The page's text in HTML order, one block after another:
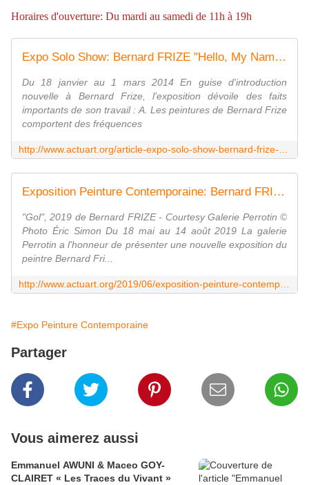
Horaires d'ouverture: Du mardi au samedi de 11h à 19h
Expo Solo Show: Bernard FRIZE "Hello, My Name is Bernard Frize" - ACTUART by Eric SIMON
Du 18 janvier au 1 mars 2014 En guise d'introduction
nouvelle à Bernard Frize, l'exposition dévoile des faits
importants de son travail : A. Les peintures de Bernard Frize
comportent des fréquences
Exposition Peinture Contemporaine: Bernard FRIZE " Now or Never " - ACTUART by Eric SIMON
"Gol", 2019 de Bernard FRIZE - Courtesy Galerie Perrotin ©
Photo Éric Simon Du 18 mai au 14 août 2019 La galerie
Perrotin a l'honneur de présenter une nouvelle exposition du
peintre Bernard Fri...
#Expo Peinture Contemporaine
Partager
Vous aimerez aussi
Emmanuel AWUNI & Maceo GOY-
CLAIRET « Les Traces du Vivant »